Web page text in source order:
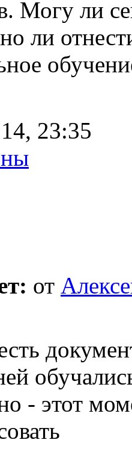
Могу ли
ли
23:35
от
- этот